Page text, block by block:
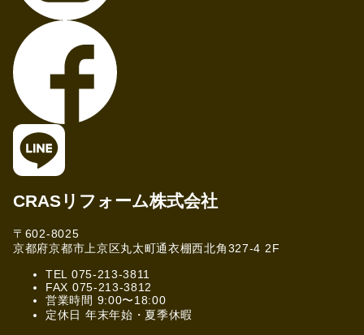
CRASリフォーム株式会社
〒602-8025
京都府京都市上京区丸太町通衣棚西北角327-4 2F
TEL 075-213-3811
FAX 075-213-3812
営業時間 9:00〜18:00
定休日 年末年始・夏季休暇